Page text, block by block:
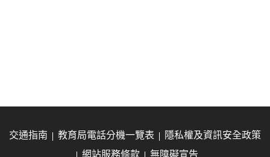
交通指南 教育局電話分機一覽表
隱私權及資訊安全政策
網站服務條款
無障礙宣告